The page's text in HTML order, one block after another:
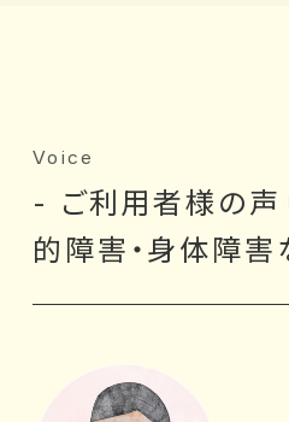
Voice
- ご利用者様の声
的障害・身体障害